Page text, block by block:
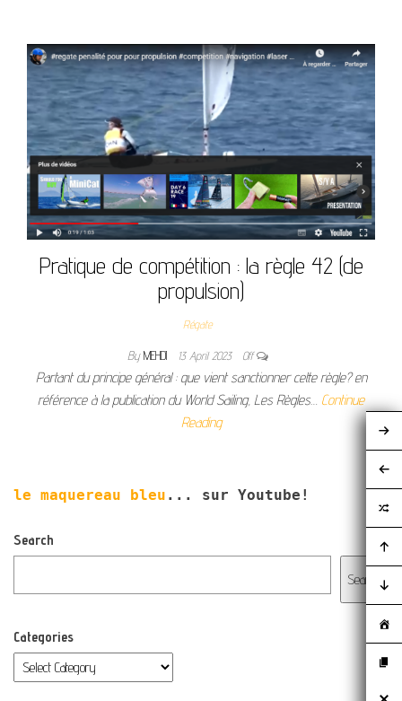
Pratique de compétition : la règle 42 (de
propulsion)
Régate
By MEHDI 13 April 2023 Off
Partant du principe général : que vient sanctionner cette règle? en
référence à la publication du World Sailing, Les Règles… Continue
Reading
le maquereau bleu ... sur Youtube!
Search
Search
Categories